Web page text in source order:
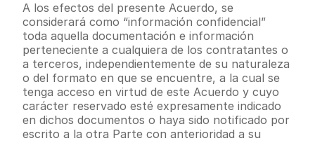
A los efectos del presente Acuerdo, se
considerará como “información confidencial”
toda aquella documentación e información
perteneciente a cualquiera de los contratantes o
a terceros, independientemente de su naturaleza
o del formato en que se encuentre, a la cual se
tenga acceso en virtud de este Acuerdo y cuyo
carácter reservado esté expresamente indicado
en dichos documentos o haya sido notificado por
escrito a la otra Parte con anterioridad a su